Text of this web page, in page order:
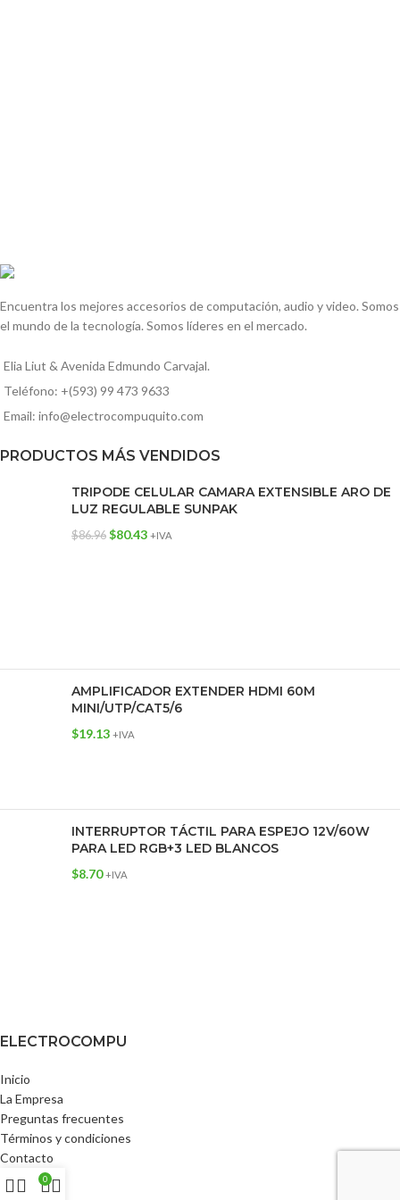
Encuentra los mejores accesorios de computación, audio y video. Somos
el mundo de la tecnología. Somos líderes en el mercado.
Elia Liut & Avenida Edmundo Carvajal.
Teléfono: +(593) 99 473 9633
Email: info@electrocompuquito.com
PRODUCTOS MÁS VENDIDOS
TRIPODE CELULAR CAMARA EXTENSIBLE ARO DE
LUZ REGULABLE SUNPAK
$86.96 $80.43 +IVA
AMPLIFICADOR EXTENDER HDMI 60M
MINI/UTP/CAT5/6
$19.13 +IVA
INTERRUPTOR TÁCTIL PARA ESPEJO 12V/60W
PARA LED RGB+3 LED BLANCOS
$8.70 +IVA
ELECTROCOMPU
Inicio
La Empresa
Preguntas frecuentes
Términos y condiciones
Contacto
TIENDA
0